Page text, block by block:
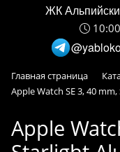
ЖК
Главная страница
Apple Watch SE 3, 40
Apple